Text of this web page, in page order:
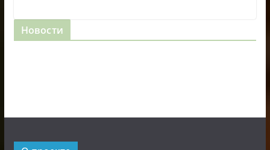
Новости